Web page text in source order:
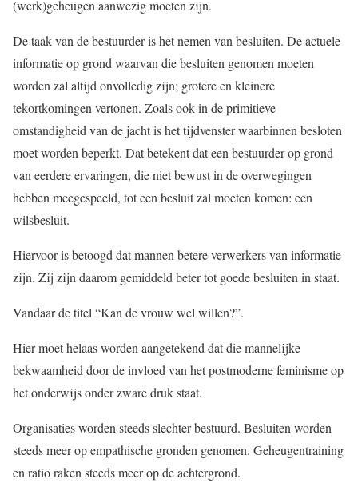
(werk)geheugen aanwezig moeten zijn.
De taak van de bestuurder is het nemen van besluiten. De actuele
informatie op grond waarvan die besluiten genomen moeten
worden zal altijd onvolledig zijn; grotere en kleinere
tekortkomingen vertonen. Zoals ook in de primitieve
omstandigheid van de jacht is het tijdvenster waarbinnen besloten
moet worden beperkt. Dat betekent dat een bestuurder op grond
van eerdere ervaringen, die niet bewust in de overwegingen
hebben meegespeeld, tot een besluit zal moeten komen: een
wilsbesluit.
Hiervoor is betoogd dat mannen betere verwerkers van informatie
zijn. Zij zijn daarom gemiddeld beter tot goede besluiten in staat.
Vandaar de titel “Kan de vrouw wel willen?”.
Hier moet helaas worden aangetekend dat die mannelijke
bekwaamheid door de invloed van het postmoderne feminisme op
het onderwijs onder zware druk staat.
Organisaties worden steeds slechter bestuurd. Besluiten worden
steeds meer op empathische gronden genomen. Geheugentraining
en ratio raken steeds meer op de achtergrond.